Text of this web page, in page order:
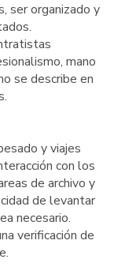
ser organizado y
mano
se describe en
y viajes
con los
de archivo y
de levantar
necesario.
verificación de